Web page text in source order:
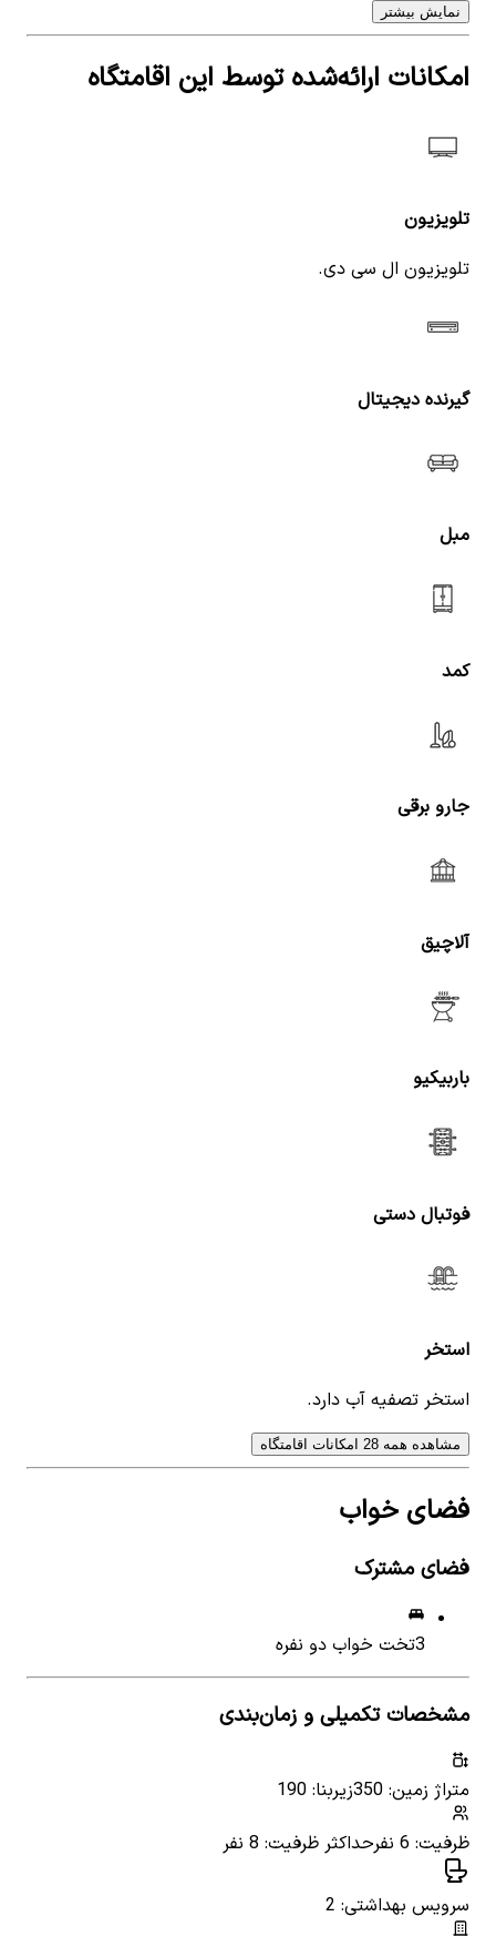
نمایش بیشتر
امکانات ارائه‌شده توسط این اقامتگاه
تلویزیون
تلویزیون ال سی دی.
گیرنده دیجیتال
مبل
کمد
جارو برقی
آلاچیق
باربیکیو
فوتبال دستی
استخر
استخر تصفیه آب دارد.
مشاهده همه 28 امکانات اقامتگاه
فضای خواب
فضای مشترک
3تخت خواب دو نفره
مشخصات تکمیلی و زمان‌بندی
متراژ زمین: 350
زیربنا: 190
ظرفیت: 6 نفر
حداکثر ظرفیت: 8 نفر
سرویس بهداشتی: 2